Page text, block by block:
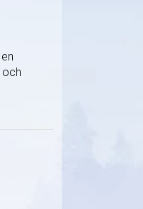
och